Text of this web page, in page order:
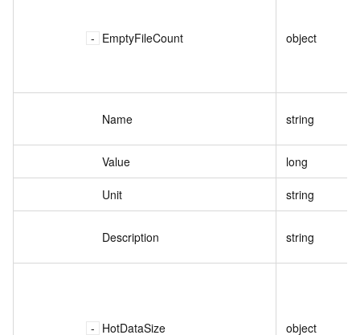
EmptyFileCount object
Name string
Value long
Unit string
Description string
HotDataSize object